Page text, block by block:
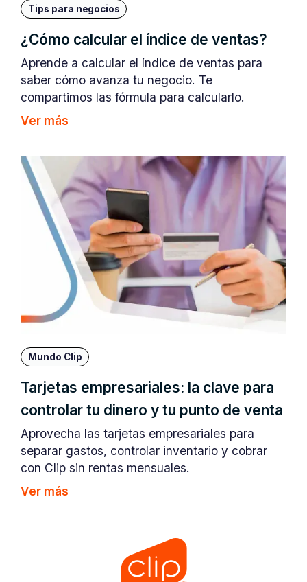
Tips para negocios
¿Cómo calcular el índice de ventas?
Aprende a calcular el índice de ventas para
saber cómo avanza tu negocio. Te
compartimos las fórmula para calcularlo.
Ver más
Mundo Clip
Tarjetas empresariales: la clave para
controlar tu dinero y tu punto de venta
Aprovecha las tarjetas empresariales para
separar gastos, controlar inventario y cobrar
con Clip sin rentas mensuales.
Ver más